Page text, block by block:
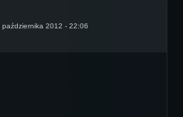
października 2012 - 22:06